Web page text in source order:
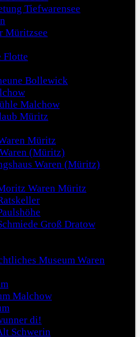
Tiefwarensee
Müritzsee
Flotte
Bollewick
Malchow
Müritz
Müritz
(Müritz)
Waren (Müritz)
Waren Müritz
Groß Dratow
Museum Waren
Malchow
di!
Schwerin